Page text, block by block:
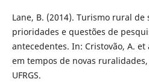
Lane, B. (2014). Turismo rural de
prioridades e questões de
antecedentes. In: Cristovão, A.
em tempos de novas
UFRGS.